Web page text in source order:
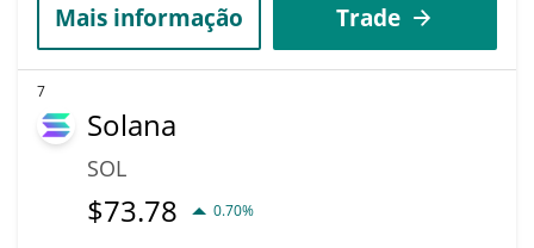
Mais informação Trade
7
Solana
SOL
$73.78 0.70%